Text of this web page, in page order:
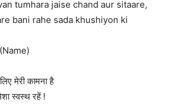
tumhara jaise chand aur sitaare,
bani rahe sada khushiyon ki
मेरी कामना है
स्वस्थ रहें !